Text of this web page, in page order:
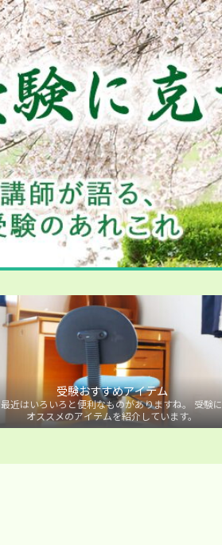
受験おすすめアイテム
最近はいろいろと便利なものがありますね。 受験に
オススメのアイテムを紹介しています。